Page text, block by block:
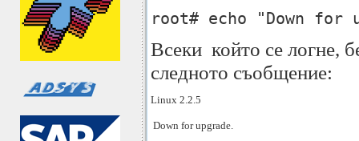
root# echo "Down
Всеки който се логне,
следното съобщение:
Linux 2.2.5
Down for upgrade.